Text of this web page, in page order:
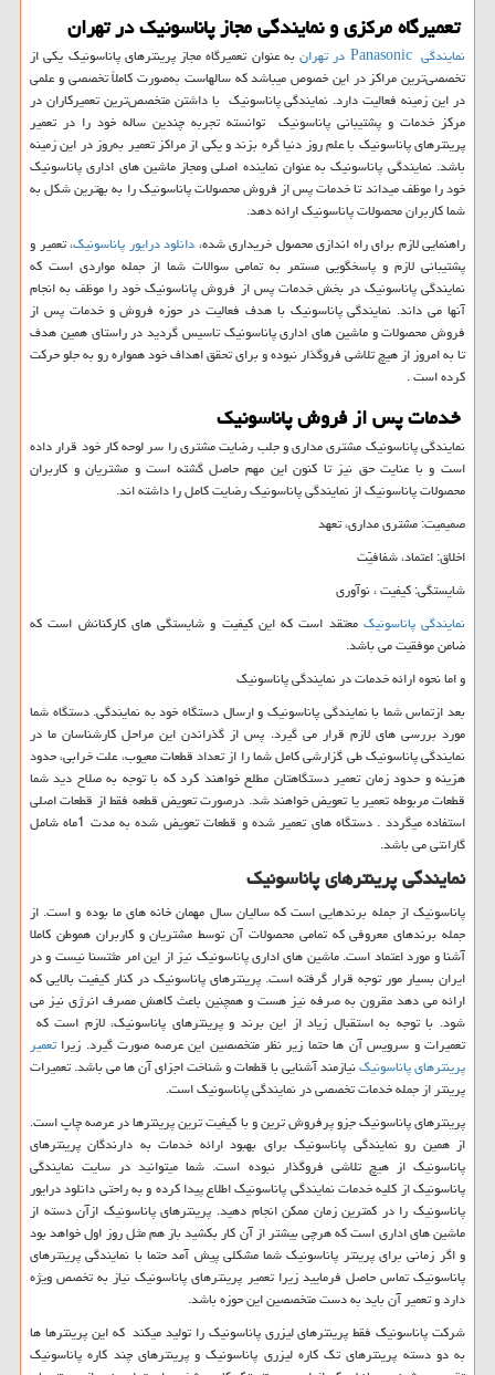
تعمیرگاه مرکزی و نمایندگی مجاز پاناسونیک در تهران
نمایندگیPanasonic در تهرانبه عنوان تعمیرگاه مجاز پرینترهای پاناسونیک یکی از
تخصصی‌ترین مراکز در این خصوص میباشد که سالهاست به‌صورت کاملاً تخصصی و علمی
در این زمینه فعالیت دارد. نمایندگی پاناسونیک با داشتن متخصص‌ترین تعمیرکاران در
مرکز خدمات و پشتیبانی پاناسونیک توانسته‌ تجربه چندین ساله خود را در تعمیر
پرینترهای پاناسونیک با علم روز دنیا گره بزند و یکی از مراکز تعمیر به‌روز در این زمینه
باشد. نمایندگی پاناسونیک به عنوان نماینده اصلی ومجاز ماشین های اداری پاناسونیک
خود را موظف میداند تا خدمات پس از فروش محصولات پاناسونیک را به بهترین شکل به
شما کاربران محصولات پاناسونیک ارائه دهد.
راهنمایی لازم برای راه اندازی محصول خریداری شده،دانلود درایور پاناسونیک، تعمیر و
پشتیبانی لازم و پاسخگویی مستمر به تمامی سوالات شما از جمله مواردی است که
نمایندگی پاناسونیک در بخش خدمات پس از فروش پاناسونیک خود را موظف به انجام
آنها می داند. نمایندگی پاناسونیک با هدف فعالیت در حوزه فروش و خدمات پس از
فروش محصولات و ماشین های اداری پاناسونیک تاسیس گردید در راستای همین هدف
تا به امروز از هیچ تلاشی فروگذار نبوده و برای تحقق اهداف خود همواره رو به جلو حرکت
کرده است .
خدمات پس از فروش پاناسونیک
نمایندگی پاناسونیک مشتری مداری و جلب رضایت مشتری را سر لوحه کار خود قرار داده
است و با عنایت حق نیز تا کنون این مهم حاصل گشته است و مشتریان و کاربران
محصولات پاناسونیک از نمایندگی پاناسونیک رضایت کامل را داشته اند.
صمیمیت: مشتری مداری، تعهد
اخلاق: اعتماد، شفافیّت
شایستگی: کیفیت ، نوآوری
نمایندگی پاناسونیک معتقد است که این کیفیت و شایستگی های کارکنانش است که
ضامن موفقیت می باشد.
و اما نحوه ارائه خدمات در نمایندگی پاناسونیک
بعد ازتماس شما با نمایندگی پاناسونیک و ارسال دستگاه خود به نمایندگی. دستگاه شما
مورد بررسی های لازم قرار می گیرد. پس از گذراندن این مراحل کارشناسان ما در
نمایندگی پاناسونیک طی گزارشی کامل شما را از تعداد قطعات معیوب، علت خرابی، حدود
هزینه و حدود زمان تعمیر دستگاهتان مطلع خواهند کرد که با توجه به صلاح دید شما
قطعات مربوطه تعمیر یا تعویض خواهند شد. درصورت تعویض قطعه فقط از قطعات اصلی
استفاده میگردد . دستگاه های تعمیر شده و قطعات تعویض شده به مدت 1ماه شامل
گارانتی می باشد.
نمایندگی پرینترهای پاناسونیک
پاناسونیک از جمله برندهایی است که سالیان سال مهمان خانه های ما بوده و است. از
جمله برندهای معروفی که تمامی محصولات آن توسط مشتریان و کاربران هموطن کاملا
آشنا و مورد اعتماد است. ماشین های اداری پاناسونیک نیز از این امر مثتسنا نیست و در
ایران بسیار مور توجه قرار گرفته است. پرینترهای پاناسونیک در کنار کیفیت بالایی که
ارائه می دهد مقرون به صرفه نیز هست و همچنین باعث کاهش مصرف انرژی نیز می
شود. با توجه به استقبال زیاد از این برند و پرینترهای پاناسونیک، لازم است که
تعمیرات و سرویس آن ها حتما زیر نظر متخصصین این عرصه صورت گیرد. زیراتعمیر
پرینترهای پاناسونیکنیازمند آشنایی با قطعات و شناخت اجزای آن ها می باشد. تعمیرات
پرینتر از جمله خدمات تخصصی در نمایندگی پاناسونیک است.
پرینترهای پاناسونیک جزو پرفروش ترین و با کیفیت ترین پرینترها در عرصه چاپ است.
از همین رو نمایندگی پاناسونیک برای بهبود ارائه خدمات به دارندگان پرینترهای
پاناسونیک از هیچ تلاشی فروگذار نبوده است. شما میتوانید در سایت نمایندگی
پاناسونیک از کلیه خدمات نمایندگی پاناسونیک اطلاع پیدا کرده و به راحتی دانلود درایور
پاناسونیک را در کمترین زمان ممکن انجام دهید. پرینترهای پاناسونیک ازآن دسته از
ماشین های اداری است که هرچی بیشتر از آن کار بکشید باز هم مثل روز اول خواهد بود
و اگر زمانی برای پرینتر پاناسونیک شما مشکلی پیش آمد حتما با نمایندگی پرینترهای
پاناسونیک تماس حاصل فرمایید زیرا تعمیر پرینترهای پاناسونیک نیاز به تخصص ویژه
دارد و تعمیر آن باید به دست متخصصین این حوزه باشد.
شرکت پاناسونیک فقط پرینترهای لیزری پاناسونیک را تولید میکند که این پرینترها ها
به دو دسته پرینترهای تک کاره لیزری پاناسونیک و پرینترهای چند کاره پاناسونیک